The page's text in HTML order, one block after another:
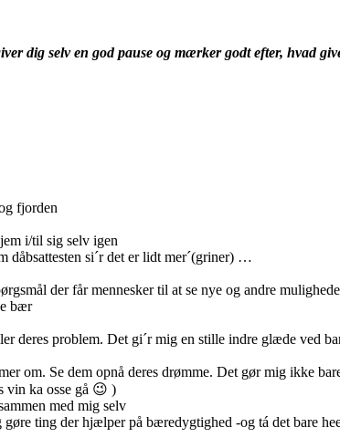
dig selv en god pause og mærker godt efter, hvad
fjorden
i/til sig selv igen
dåbsattesten si´r det er lidt mer´(griner) …
der får mennesker til at se nye og andre
bær
deres problem. Det gi´r mig en stille indre glæde ved
om. Se dem opnå deres drømme. Det gør mig ikke
vin ka osse gå 😉 )
med mig selv
ting der hjælper på bæredygtighed -og tá det bare